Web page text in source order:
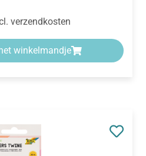
verzendkosten
winkelmandje